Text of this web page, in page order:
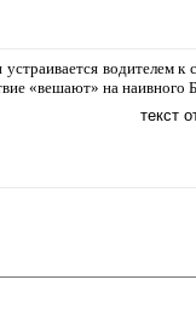
водителем к
«вешают» на наивного
текст